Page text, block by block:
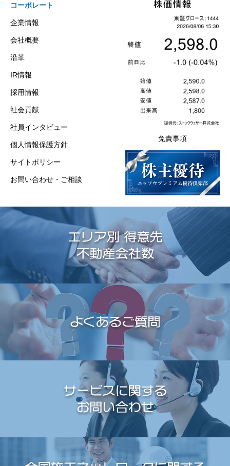
コーポレート
企業情報
会社概要
沿革
IR情報
採用情報
社会貢献
社員インタビュー
個人情報保護方針
サイトポリシー
お問い合わせ・ご相談
免責事項